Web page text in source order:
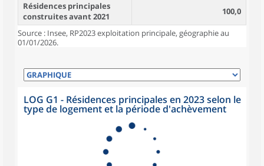
Résidences principales
construites avant 2021
100,0
Source : Insee, RP2023 exploitation principale, géographie au
01/01/2026.
LOG G1 - Résidences principales en 2023 selon le
type de logement et la période d'achèvement